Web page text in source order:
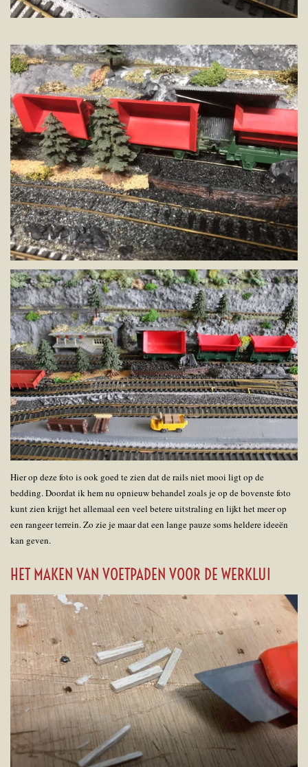
Hier op deze foto is ook goed te zien dat de rails niet mooi ligt op de
bedding. Doordat ik hem nu opnieuw behandel zoals je op de bovenste foto
kunt zien krijgt het allemaal een veel betere uitstraling en lijkt het meer op
een rangeer terrein. Zo zie je maar dat een lange pauze soms heldere ideeën
kan geven.
HET MAKEN VAN VOETPADEN VOOR DE WERKLUI